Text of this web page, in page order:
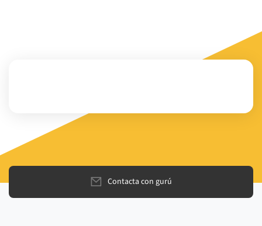
Contacta con gurú